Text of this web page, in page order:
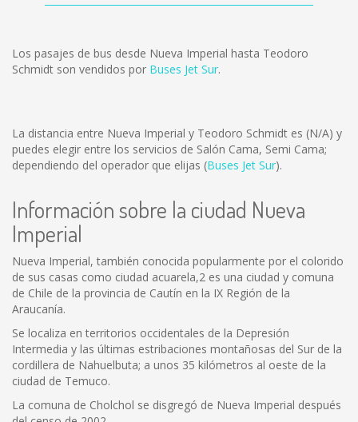
Los pasajes de bus desde Nueva Imperial hasta Teodoro
Schmidt son vendidos por Buses Jet Sur.
La distancia entre Nueva Imperial y Teodoro Schmidt es (N/A) y
puedes elegir entre los servicios de Salón Cama, Semi Cama;
dependiendo del operador que elijas (Buses Jet Sur).
Información sobre la ciudad Nueva
Imperial
Nueva Imperial, también conocida popularmente por el colorido
de sus casas como ciudad acuarela,2 es una ciudad y comuna
de Chile de la provincia de Cautín en la IX Región de la
Araucanía.
Se localiza en territorios occidentales de la Depresión
Intermedia y las últimas estribaciones montañosas del Sur de la
cordillera de Nahuelbuta; a unos 35 kilómetros al oeste de la
ciudad de Temuco.
La comuna de Cholchol se disgregó de Nueva Imperial después